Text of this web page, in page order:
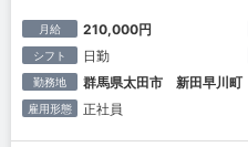
月給 210,000円
シフト 日勤
勤務地 群馬県太田市 新田早川
雇用形態 正社員